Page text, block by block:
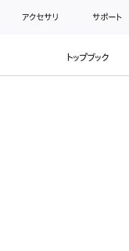
アクセサリ サポート
トップブック